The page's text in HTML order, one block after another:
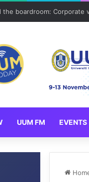
the boardroom: Corporate
UUM FM EVENTS